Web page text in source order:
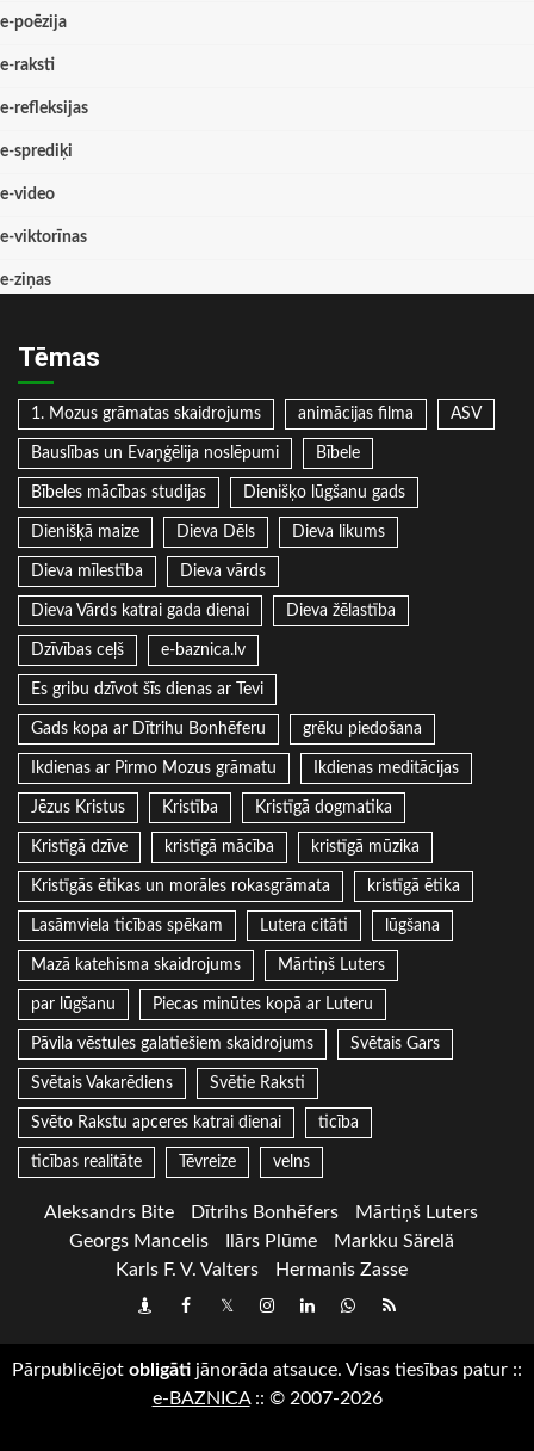
e-poēzija
e-raksti
e-refleksijas
e-sprediķi
e-video
e-viktorīnas
e-ziņas
Tēmas
1. Mozus grāmatas skaidrojums animācijas filma ASV
Bauslības un Evaņģēlija noslēpumi Bībele
Bībeles mācības studijas Dienišķo lūgšanu gads
Dienišķā maize Dieva Dēls Dieva likums
Dieva mīlestība Dieva vārds
Dieva Vārds katrai gada dienai Dieva žēlastība
Dzīvības ceļš e-baznica.lv
Es gribu dzīvot šīs dienas ar Tevi
Gads kopa ar Dītrihu Bonhēferu grēku piedošana
Ikdienas ar Pirmo Mozus grāmatu Ikdienas meditācijas
Jēzus Kristus Kristība Kristīgā dogmatika
Kristīgā dzīve kristīgā mācība kristīgā mūzika
Kristīgās ētikas un morāles rokasgrāmata kristīgā ētika
Lasāmviela ticības spēkam Lutera citāti lūgšana
Mazā katehisma skaidrojums Mārtiņš Luters
par lūgšanu Piecas minūtes kopā ar Luteru
Pāvila vēstules galatiešiem skaidrojums Svētais Gars
Svētais Vakarēdiens Svētie Raksti
Svēto Rakstu apceres katrai dienai ticība
ticības realitāte Tēvreize velns
Aleksandrs Bite Dītrihs Bonhēfers
Mārtiņš Luters
Georgs Mancelis
Ilārs Plūme
Markku Särelä
Karls F. V. Valters
Hermanis Zasse
DraugiemFacebook
TwitterInstagram
LinkedInwhatsapp
RSS
Pārpublicējot obligāti jānorāda atsauce. Visas tiesības patur ::
e-BAZNICA:: © 2007-2026